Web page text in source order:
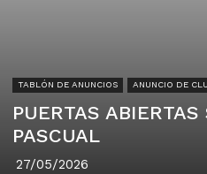
TABLÓN DE ANUNCIOS ANUNCIO DE
PUERTAS ABIERTAS
PASCUAL
27/05/2026